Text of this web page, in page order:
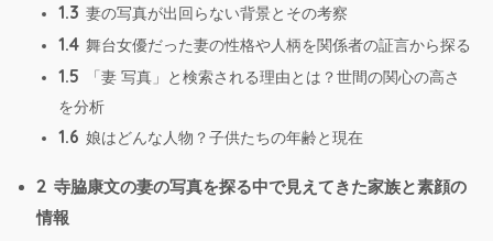
1.3 妻の写真が出回らない背景とその考察
1.4 舞台女優だった妻の性格や人柄を関係者の証言から探る
1.5
「妻 写真」と検索される理由とは？世間の関心の高さ
を分析
1.6 娘はどんな人物？子供たちの年齢と現在
2 寺脇康文の妻の写真を探る中で見えてきた家族と素顔の
情報